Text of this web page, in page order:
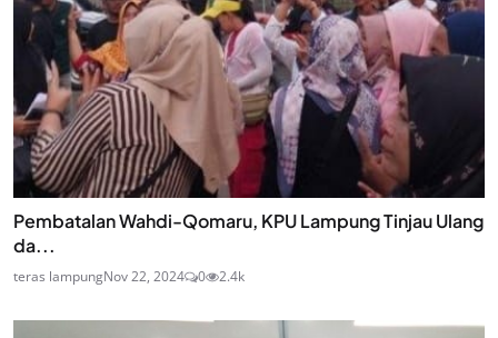
Pembatalan Wahdi-Qomaru, KPU Lampung Tinjau Ulang
da...
teras lampungNov 22, 2024 0 2.4k